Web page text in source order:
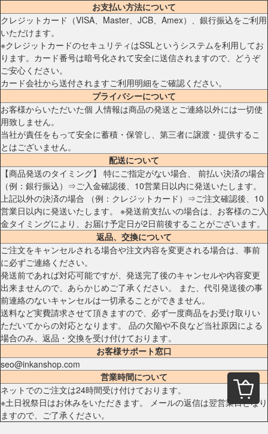
お支払い方法について
クレジットカード（VISA、Master、JCB、Amex）、銀行振込をご利用
いただけます。
※クレジットカードのセキュリティはSSLというシステムを利用してお
ります。カード番号は暗号化されて安全に送信されますので、どうぞ
ご安心ください。
カード会社から送付されますご利用明細をご確認ください。
プライバシーについて
お客様からいただいた個 人情報は商品の発送とご連絡以外には一切使
用致しません。
当社が責任をもって安全に蓄積・保管し、第三者に譲渡・提供するこ
とはございません。
配送について
【商品発送のタイミング】 特にご指定がない場合、 前払い決済の場合
（例：銀行振込）⇒ご入金確認後、10営業日以内に発送いたします。
上記以外の決済の場合 （例：クレジットカード）⇒ご注文確認後、10
営業日以内に発送いたします。 ※発送前支払いの場合は、お客様のご入
金タイミングにより、お届け予定日が2日前後することがございます。
返品、交換について
ご注文をキャンセルされる場合や注文内容を変更される場合は、事前
に必ずご連絡ください。
発送前であれば対応可能ですが、発送完了後のキャンセルや内容変更
出来ませんので、あらかじめご了承ください。 また、代引発送後の事
前連絡のないキャンセルは一切承ることができません。
送料など実費請求させて頂きますので、必ず一度商品をお受け取りい
ただいてからの対応となります。 品の欠陥や不良など当社原因による
場合のみ、返品・交換を受け付けております。
お客様サポート窓口
seo@inkanshop.com
営業時間について
ネットでのご注文は24時間受け付けております。
※土日祝祭日はお休みをいただきます。 メールの返信は翌営業日となり
ますので、ご了承ください。